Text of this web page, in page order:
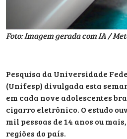
Foto: Imagem gerada com IA /
Pesquisa da Universidade
(Unifesp) divulgada esta
em cada nove adolescentes
cigarro eletrônico. O estudo
mil pessoas de 14 anos ou
regiões do país.